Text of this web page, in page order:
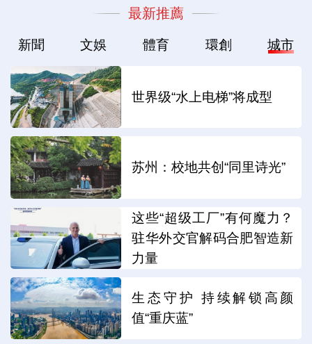
最新推薦
新聞 文娛 體育 環創 城市
世界级“水上电梯”将成型
苏州：校地共创“同里诗光”
这些“超级工厂”有何魔力？
驻华外交官解码合肥智造新
力量
生态守护 持续解锁高颜
值“重庆蓝”